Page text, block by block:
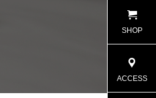
SHOP
ACCESS